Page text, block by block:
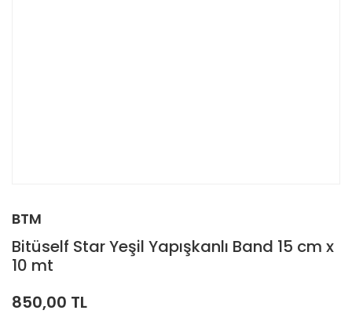
BTM
Bitüself Star Yeşil Yapışkanlı Band 15 cm x
10 mt
850,00 TL